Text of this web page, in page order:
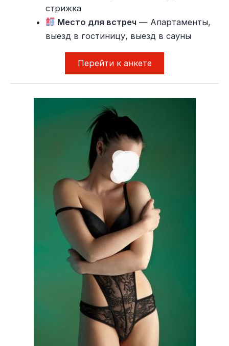
стрижка
Место для встреч— Апартаменты,
выезд в гостиницу, выезд в сауны
Перейти к анкете